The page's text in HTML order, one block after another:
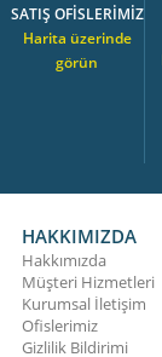
SATIŞ OFİSLERİMİZ
Harita üzerinde
görün
HAKKIMIZDA
Hakkımızda
Müşteri Hizmetleri
Kurumsal İletişim
Ofislerimiz
Gizlilik Bildirimi